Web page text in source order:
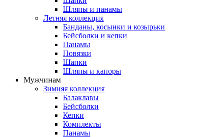
Шляпы и панамы
Летняя коллекция
Банданы, косынки и козырьки
Бейсболки и кепки
Панамы
Повязки
Шапки
Шляпы и капоры
Мужчинам
Зимняя коллекция
Балаклавы
Бейсболки
Кепки
Комплекты
Панамы